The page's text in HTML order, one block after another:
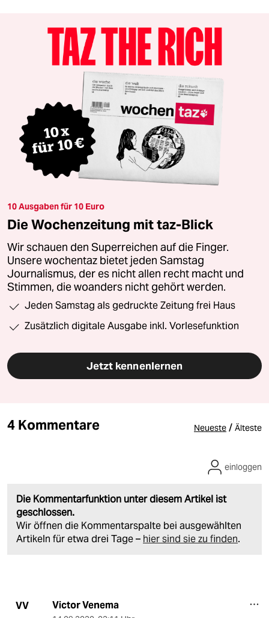
10 Ausgaben für 10 Euro
Die Wochenzeitung mit taz-Blick
Wir schauen den Superreichen auf die Finger.
Unsere wochentaz bietet jeden Samstag
Journalismus, der es nicht allen recht macht und
Stimmen, die woanders nicht gehört werden.
Jeden Samstag als gedruckte Zeitung frei Haus
Zusätzlich digitale Ausgabe inkl. Vorlesefunktion
Jetzt kennenlernen
4 Kommentare Neueste / Älteste
Die Kommentarfunktion unter diesem Artikel ist
geschlossen.
Wir öffnen die Kommentarspalte bei ausgewählten
Artikeln für etwa drei Tage – hier sind sie zu finden.
einloggen
VV Victor Venema